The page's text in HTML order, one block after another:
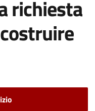
richiesta